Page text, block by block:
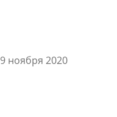
9 ноября 2020